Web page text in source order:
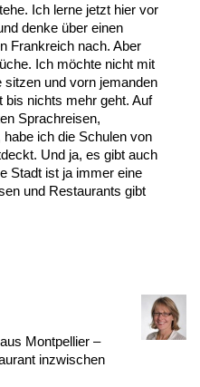
Ich lerne jetzt hier vor
denke über einen
Frankreich nach. Aber
Ich möchte nicht mit
sitzen und vorn jemanden
bis nichts mehr geht. Auf
Sprachreisen,
ich die Schulen von
Und ja, es gibt auch
Stadt ist ja immer eine
und Restaurants gibt
Montpellier –
inzwischen